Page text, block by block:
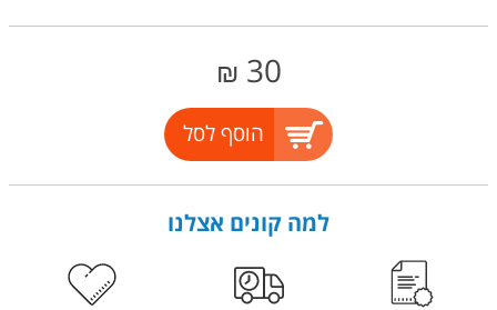
30
₪
הוסף לסל
למה קונים אצלנו